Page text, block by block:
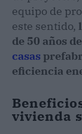
equipo de
este sentido,
de 50 años
casas
eficiencia
vivienda